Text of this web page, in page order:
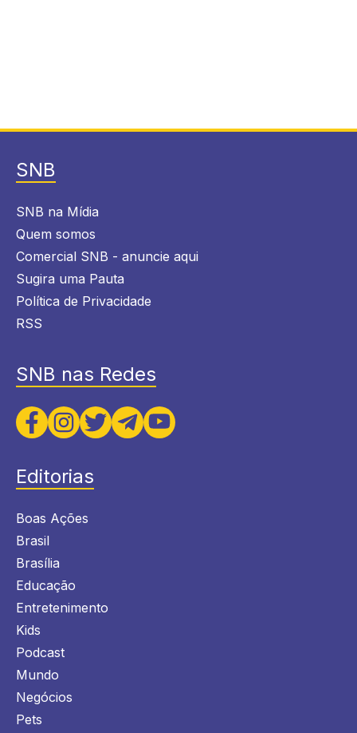
SNB
SNB na Mídia
Quem somos
Comercial SNB - anuncie aqui
Sugira uma Pauta
Política de Privacidade
RSS
SNB nas Redes
Editorias
Boas Ações
Brasil
Brasília
Educação
Entretenimento
Kids
Podcast
Mundo
Negócios
Pets